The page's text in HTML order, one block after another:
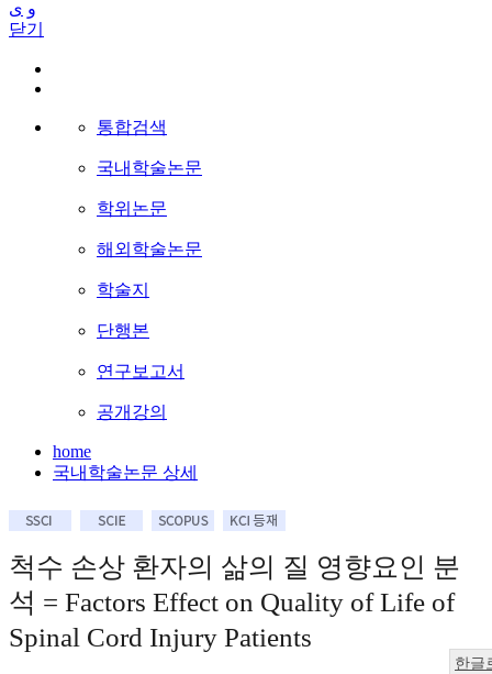
و ی
닫기
통합검색
국내학술논문
학위논문
해외학술논문
학술지
단행본
연구보고서
공개강의
home
국내학술논문 상세
척수 손상 환자의 삶의 질 영향요인 분
석 = Factors Effect on Quality of Life of
Spinal Cord Injury Patients
한글